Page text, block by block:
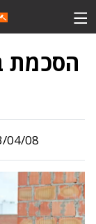
הסכמת
04/08